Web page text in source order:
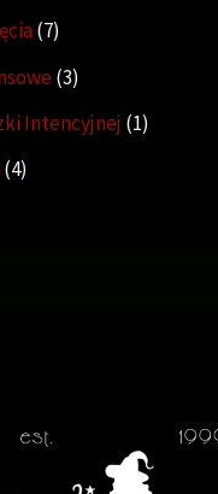
7
3
Intencyjnej 1
4